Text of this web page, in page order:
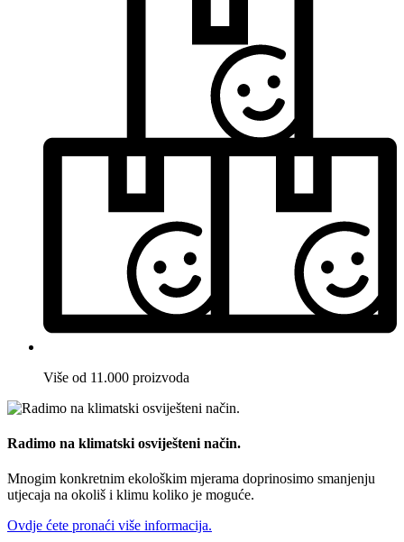
Više od 11.000 proizvoda
Radimo na klimatski osviješteni način.
Mnogim konkretnim ekološkim mjerama doprinosimo smanjenju
utjecaja na okoliš i klimu koliko je moguće.
Ovdje ćete pronaći više informacija.